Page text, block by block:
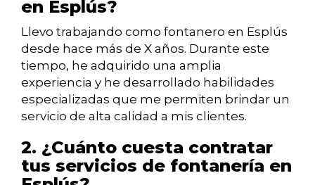
en Esplús?
Llevo trabajando como fontanero en Esplús
desde hace más de X años. Durante este
tiempo, he adquirido una amplia
experiencia y he desarrollado habilidades
especializadas que me permiten brindar un
servicio de alta calidad a mis clientes.
2. ¿Cuánto cuesta contratar
tus servicios de fontanería en